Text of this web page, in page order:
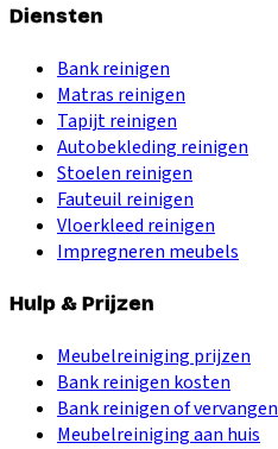
Diensten
Bank reinigen
Matras reinigen
Tapijt reinigen
Autobekleding reinigen
Stoelen reinigen
Fauteuil reinigen
Vloerkleed reinigen
Impregneren meubels
Hulp & Prijzen
Meubelreiniging prijzen
Bank reinigen kosten
Bank reinigen of vervangen
Meubelreiniging aan huis